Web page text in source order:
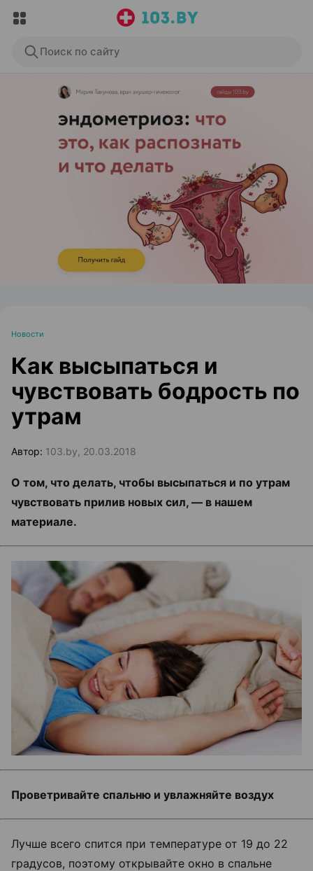
Поиск по сайту
ЭФФЕКТИВНАЯ РЕКЛАМА НА САЙТЕ
Новости
Как высыпаться и
чувствовать бодрость по
утрам
Автор: 103.by, 20.03.2018
О том, что делать, чтобы высыпаться и по утрам
чувствовать прилив новых сил, — в нашем
материале.
Проветривайте спальню и увлажняйте воздух
Лучше всего спится при температуре от 19 до 22
градусов, поэтому открывайте окно в спальне